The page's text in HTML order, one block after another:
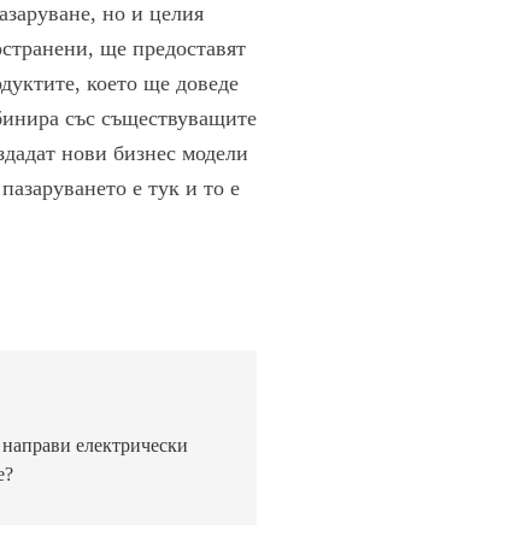
но и целия
ще предоставят
което ще доведе
със съществуващите
нови бизнес модели
е тук и то е
електрически